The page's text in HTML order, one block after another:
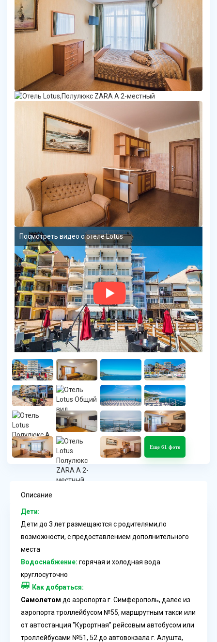
Посмотреть видео о отеле Lotus
Еще 61 фото
Описание
Дети:
Дети до 3 лет размещаются с родителями,по
возможности, с предоставлением дополнительного
места
Водоснабжение: горячая и холодная вода
круглосуточно
Как добраться:
Самолетом до аэропорта г. Симферополь, далее из
аэропорта троллейбусом №55, маршрутным такси или
от автостанция "Курортная" рейсовым автобусом или
троллейбусами №51, 52 до автовокзала г. Алушта,